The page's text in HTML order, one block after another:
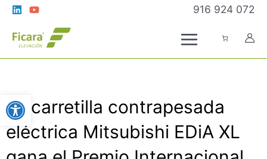
Abrir barra de herramientas
contenido
916 924 072
La carretilla contrapesada
eléctrica Mitsubishi EDiA XL